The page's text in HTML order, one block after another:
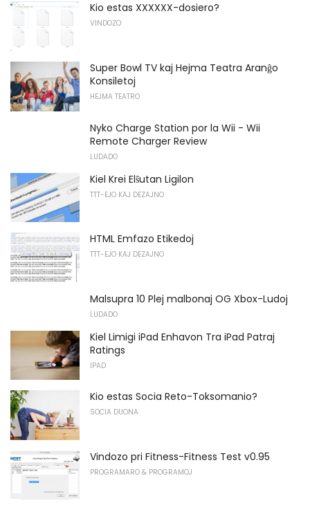
Kio estas XXXXXX-dosiero?
VINDOZO
Super Bowl TV kaj Hejma Teatra Aranĝo
Konsiletoj
HEJMA TEATRO
Nyko Charge Station por la Wii - Wii
Remote Charger Review
LUDADO
Kiel Krei Elŝutan Ligilon
TTT-EJO KAJ DEZAJNO
HTML Emfazo Etikedoj
TTT-EJO KAJ DEZAJNO
Malsupra 10 Plej malbonaj OG Xbox-Ludoj
LUDADO
Kiel Limigi iPad Enhavon Tra iPad Patraj
Ratings
IPAD
Kio estas Socia Reto-Toksomanio?
SOCIA DUONA
Vindozo pri Fitness-Fitness Test v0.95
PROGRAMARO & PROGRAMOJ